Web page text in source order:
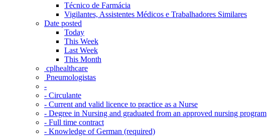
Técnico de Farmácia
Vigilantes, Assistentes Médicos e Trabalhadores Similares
Date posted
Today
This Week
Last Week
This Month
‎ cplhealthcare‬
Pneumologistas
-
- Circulante
- Current and valid licence to practice as a Nurse
- Degree in Nursing and graduated from an approved nursing program
- Full time contract
- Knowledge of German (required)